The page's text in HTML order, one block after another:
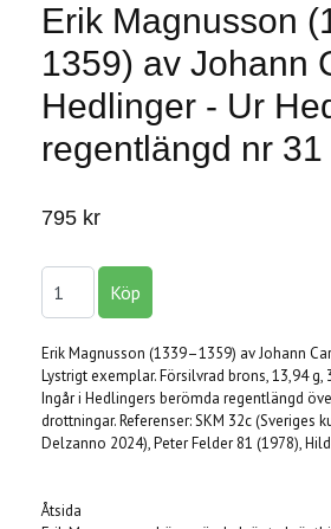
Erik Magnusson
1359) av Johann
Hedlinger - Ur
regentlängd nr 31
795 kr
Erik Magnusson (1339–1359) av Johann
Lystrigt exemplar. Försilvrad brons, 13,94 g,
Ingår i Hedlingers berömda regentlängd
drottningar. Referenser: SKM 32c (Sveriges
Delzanno 2024), Peter Felder 81 (1978),
Åtsida